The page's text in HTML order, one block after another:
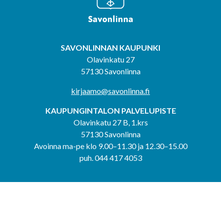
SAVONLINNAN KAUPUNKI
Olavinkatu 27
57130 Savonlinna
kirjaamo@savonlinna.fi
KAUPUNGINTALON PALVELUPISTE
Olavinkatu 27 B, 1.krs
57130 Savonlinna
Avoinna ma-pe klo 9.00–11.30 ja 12.30–15.00
puh. 044 417 4053